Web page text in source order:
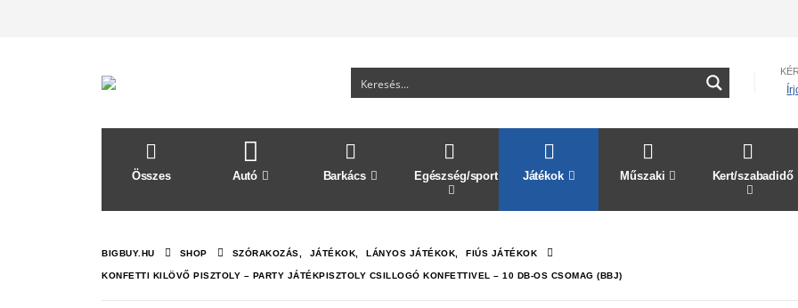
Összes Autó Barkács Egészség/sport Játékok Műszaki Kert/szabadidő
BIGBUY.HU SHOP SZÓRAKOZÁS JÁTÉKOK LÁNYOS JÁTÉKOK FIÚS JÁTÉKOK
KONFETTI KILÖVŐ PISZTOLY – PARTY JÁTÉKPISZTOLY CSILLOGÓ KONFETTIVEL – 10 DB-OS CSOMAG (BBJ)